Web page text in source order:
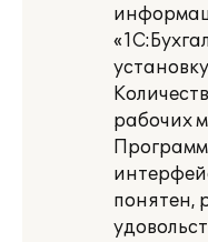
рабочих
понятен,